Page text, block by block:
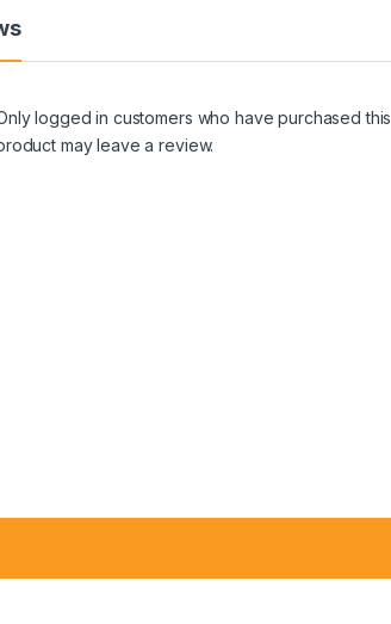
logged in customers who have purchased this
may leave a review.